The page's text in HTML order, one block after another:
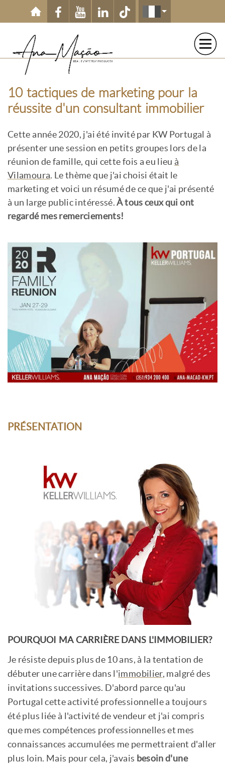
Aller au contenu principal
10 tactiques de marketing pour la
réussite d'un consultant immobilier
Cette année 2020, j'ai été invité par KW Portugal à
présenter une session en petits groupes lors de la
réunion de famille, qui cette fois a eu lieu à
Vilamoura. Le thème que j'ai choisi était le
marketing et voici un résumé de ce que j'ai présenté
à un large public intéressé.À tous ceux qui ont
regardé mes remerciements!
PRÉSENTATION
POURQUOI MA CARRIÈRE DANS L'IMMOBILIER?
Je résiste depuis plus de 10 ans, à la tentation de
débuter une carrière dans l'immobilier, malgré des
invitations successives. D'abord parce qu'au
Portugal cette activité professionnelle a toujours
été plus liée à l'activité de vendeur et j'ai compris
que mes compétences professionnelles et mes
connaissances accumulées me permettraient d'aller
plus loin. Mais pour cela, j'avais besoin d'une